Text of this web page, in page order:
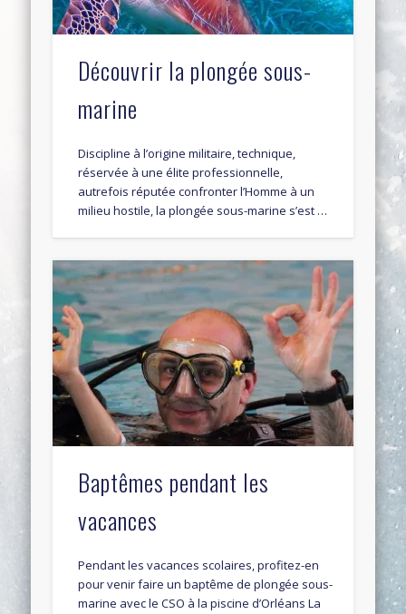
Découvrir la plongée sous-
marine
Discipline à l’origine militaire, technique,
réservée à une élite professionnelle,
autrefois réputée confronter l’Homme à un
milieu hostile, la plongée sous-marine s’est …
Baptêmes pendant les
vacances
Pendant les vacances scolaires, profitez-en
pour venir faire un baptême de plongée sous-
marine avec le CSO à la piscine d’Orléans La